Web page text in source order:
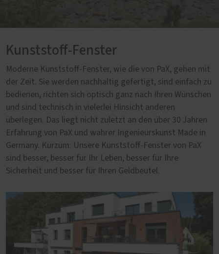
Kunststoff-Fenster
Moderne Kunststoff-Fenster, wie die von PaX, gehen mit
der Zeit. Sie werden nachhaltig gefertigt, sind einfach zu
bedienen, richten sich optisch ganz nach Ihren Wünschen
und sind technisch in vielerlei Hinsicht anderen
überlegen. Das liegt nicht zuletzt an den über 30 Jahren
Erfahrung von PaX und wahrer Ingenieurskunst Made in
Germany. Kurzum: Unsere Kunststoff-Fenster von PaX
sind besser, besser für Ihr Leben, besser für Ihre
Sicherheit und besser für Ihren Geldbeutel.